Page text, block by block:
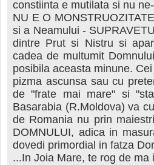
constiinta e mutilata si nu
NU E O
si a Neamului -
dintre Prut si Nistru si
cadea de multumit
posibila aceasta minune.
pizma ascunsa sau cu
de "frate mai mare" si
Basarabia (R.Moldova) va
de Romania nu prin
DOMNULUI, adica in
dovedi primordial in fatza
...In Joia Mare, te rog de ma